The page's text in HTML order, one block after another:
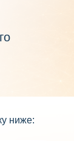
ниже: